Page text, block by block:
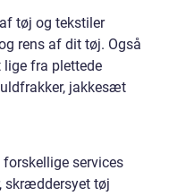
tøj og tekstiler
rens af dit tøj. Også
fra plettede
jakkesæt
forskellige services
skræddersyet tøj